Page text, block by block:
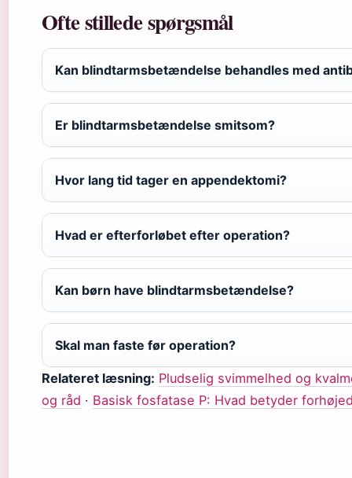
Ofte stillede spørgsmål
Kan blindtarmsbetændelse behandles med
Er blindtarmsbetændelse smitsom?
Hvor lang tid tager en appendektomi?
Hvad er efterforløbet efter operation?
Kan børn have blindtarmsbetændelse?
Skal man faste før operation?
Relateret læsning: Pludselig svimmelhed og
og råd · Basisk fosfatase P: Hvad betyder